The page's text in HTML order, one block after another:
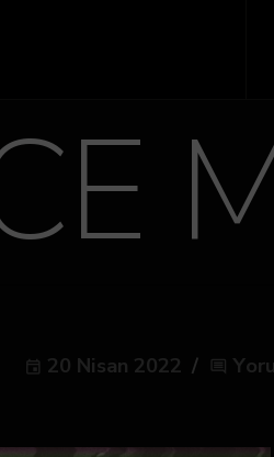
event 20 Nisan 2022 comment